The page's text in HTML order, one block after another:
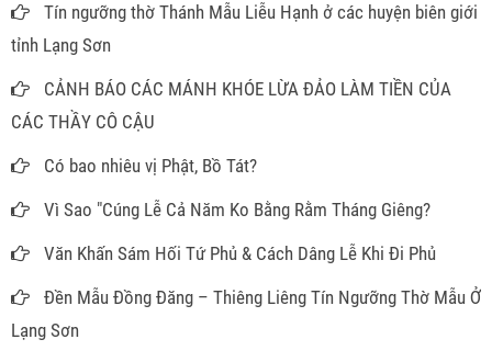
Tín ngưỡng thờ Thánh Mẫu Liễu Hạnh ở các huyện biên giới
tỉnh Lạng Sơn
CẢNH BÁO CÁC MÁNH KHÓE LỪA ĐẢO LÀM TIỀN CỦA
CÁC THẦY CÔ CẬU
Có bao nhiêu vị Phật, Bồ Tát?
Vì Sao "Cúng Lễ Cả Năm Ko Bằng Rằm Tháng Giêng?
Văn Khấn Sám Hối Tứ Phủ & Cách Dâng Lễ Khi Đi Phủ
Đền Mẫu Đồng Đăng – Thiêng Liêng Tín Ngưỡng Thờ Mẫu Ở
Lạng Sơn